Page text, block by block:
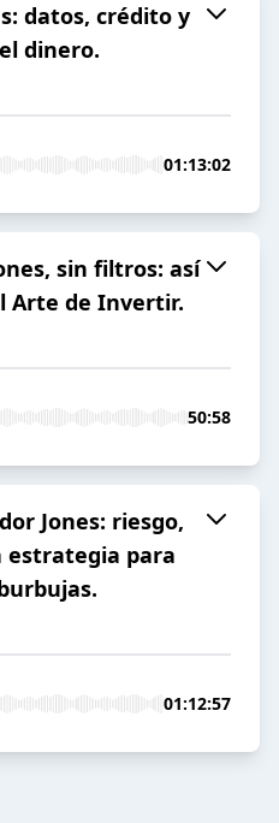
datos, crédito y
dinero.
01:13:02
sin filtros: así
Arte de Invertir.
50:58
Jones: riesgo,
estrategia para
01:12:57